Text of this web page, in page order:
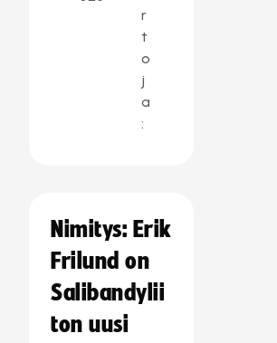
r
t
o
j
a
:
Nimitys: Erik
Frilund on
Salibandylii
ton uusi